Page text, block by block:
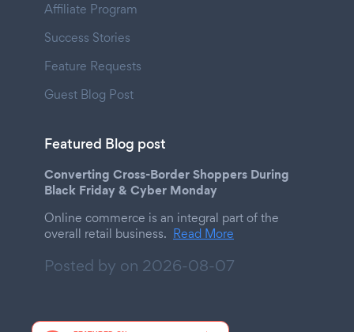
Affiliate Program
Success Stories
Feature Requests
Guest Blog Post
Featured Blog post
Converting Cross-Border Shoppers During
Black Friday & Cyber Monday
Online commerce is an integral part of the
overall retail business. Read More
Posted by on 2026-08-07